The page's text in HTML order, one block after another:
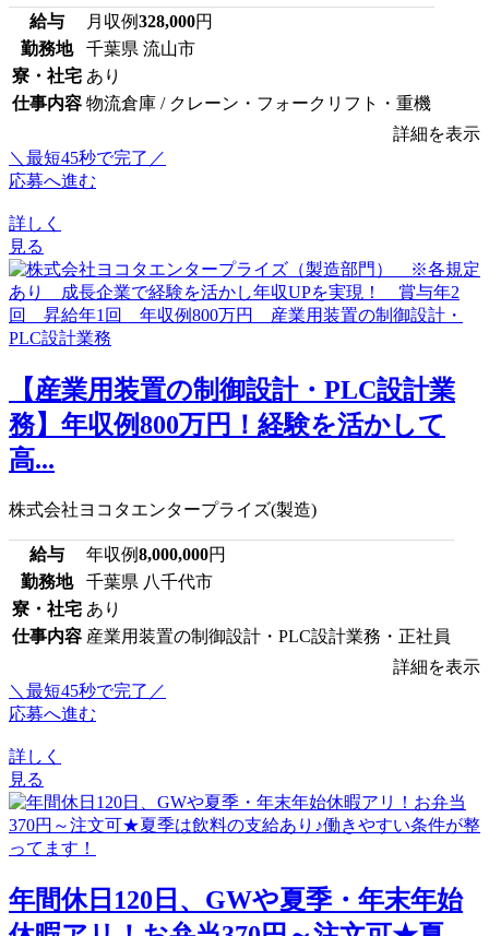
給与 月収例328,000円
勤務地
千葉県 流山市
寮・社宅 あり
仕事内容 物流倉庫 / クレーン・フォークリフト・重機
詳細を表示
＼最短45秒で完了／
応募へ進む
詳しく
見る
【産業用装置の制御設計・PLC設計業
務】年収例800万円！経験を活かして
高...
株式会社ヨコタエンタープライズ(製造)
給与 年収例8,000,000円
勤務地
千葉県 八千代市
寮・社宅 あり
仕事内容 産業用装置の制御設計・PLC設計業務・正社員
詳細を表示
＼最短45秒で完了／
応募へ進む
詳しく
見る
年間休日120日、GWや夏季・年末年始